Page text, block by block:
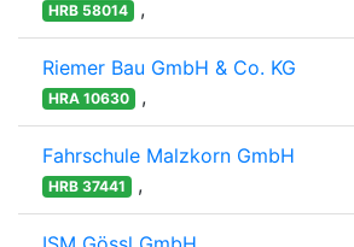
HRB 58014 ,
Riemer Bau GmbH & Co. KG
HRA 10630 ,
Fahrschule Malzkorn GmbH
HRB 37441 ,